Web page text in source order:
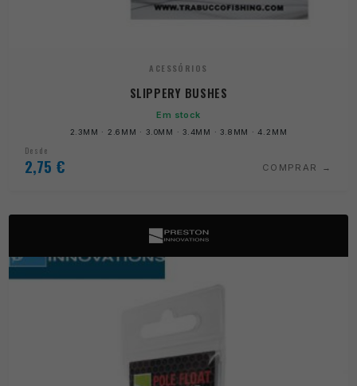
ACESSÓRIOS
SLIPPERY BUSHES
Em stock
2.3MM · 2.6MM · 3.0MM · 3.4MM · 3.8MM · 4.2MM
Desde
2,75 € COMPRAR